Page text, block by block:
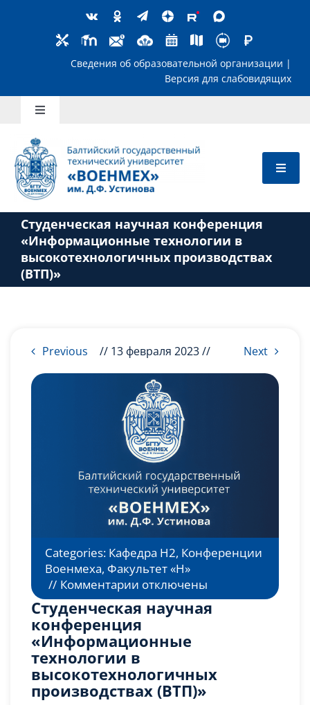
Сведения об образовательной
Toggle
Школьникам
Абитуриентам
Студентам
Преподавателям
Партнерам
Студенческая научная конференция
«Информационные технологии в
высокотехнологичных производствах
(ВТП)»
Previous Next
// 13 февраля 2023 //
Categories: Кафедра Н2, Конференции
Военмеха, Факультет «Н»
// Комментарии к
записи
Студенческая
научная
конференция
«Информационные
технологии
в
отключены
Студенческая научная
конференция
«Информационные
технологии в
высокотехнологичных
производствах (ВТП)»